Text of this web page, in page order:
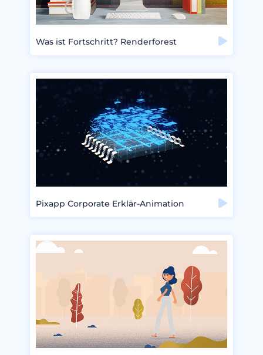
Was ist Fortschritt? Renderforest
Pixapp Corporate Erklär-Animation